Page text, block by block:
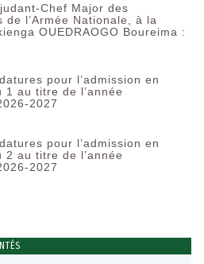
Chef Major des
de l’Armée Nationale, à la
OUEDRAOGO Boureima :
pour l’admission en
1 au titre de l’année
2027
pour l’admission en
2 au titre de l’année
2027